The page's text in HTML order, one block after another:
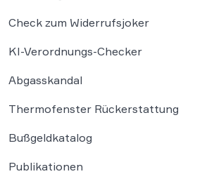
Check zum Widerrufsjoker
KI-Verordnungs-Checker
Abgasskandal
Thermofenster Rückerstattung
Bußgeldkatalog
Publikationen